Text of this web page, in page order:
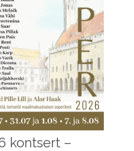
kontsert –